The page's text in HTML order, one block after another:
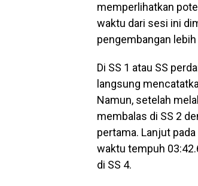
memperlihatkan
waktu dari sesi ini
pengembangan
Di SS 1 atau SS
langsung
Namun, setelah
membalas di SS 2
pertama. Lanjut
waktu tempuh
di SS 4.